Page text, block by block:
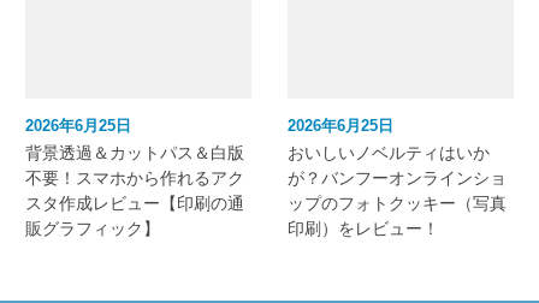
2026年6月25日
背景透過＆カットパス＆白版
不要！スマホから作れるアク
スタ作成レビュー【印刷の通
販グラフィック】
2026年6月25日
おいしいノベルティはいか
が？バンフーオンラインショ
ップのフォトクッキー（写真
印刷）をレビュー！